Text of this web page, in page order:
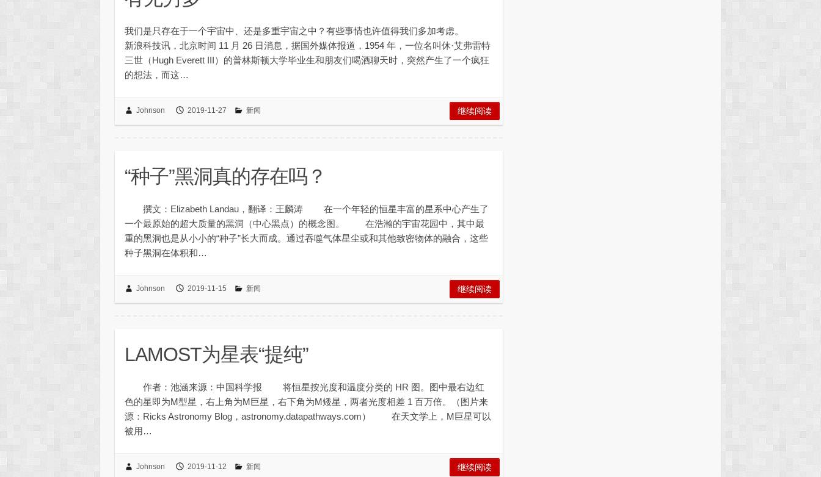
我们是只存在于一个宇宙中、还是多重宇宙之中？有些事情也许值得我们多加考虑。
新浪科技讯，北京时间 11 月 26 日消息，据国外媒体报道，1954 年，一位名叫休·艾弗雷特
三世（Hugh Everett III）的普林斯顿大学毕业生和朋友们喝酒聊天时，突然产生了一个疯狂
的想法，而这…
Johnson 2019-11-27 新闻 继续阅读
“种子”黑洞真的存在吗？
撰文：Elizabeth Landau，翻译：王麟涛 在一个年轻的恒星丰富的星系中心产生了
一个最原始的超大质量的黑洞（中心黑点）的概念图。 在浩瀚的宇宙花园中，其中最
重的黑洞也是从小小的“种子”长大而成。通过吞噬气体星尘或和其他致密物体的融合，这些
种子黑洞在体积和…
Johnson 2019-11-15 新闻 继续阅读
LAMOST为星表“提纯”
作者：池涵来源：中国科学报 将恒星按光度和温度分类的 HR 图。图中最右边红
色的星即为M型星，右上角为M巨星，右下角为M矮星，两者光度相差 1 百万倍。（图片来
源：Ricks Astronomy Blog，astronomy.datapathways.com） 在天文学上，M巨星可以
被用…
Johnson 2019-11-12 新闻 继续阅读